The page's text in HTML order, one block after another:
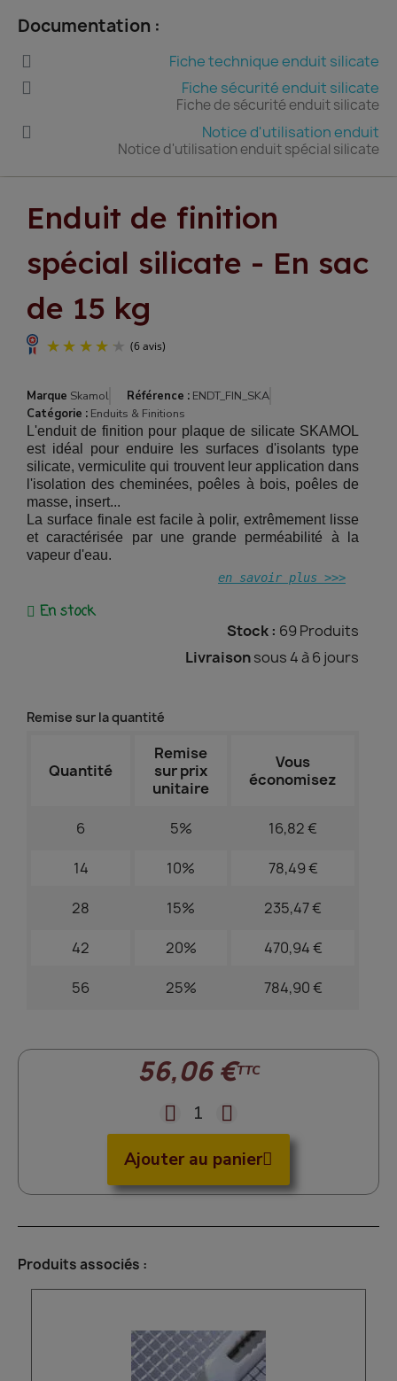
Documentation :
Fiche technique enduit silicate
Fiche sécurité enduit silicate
Fiche de sécurité enduit silicate
Notice d'utilisation enduit
Notice d'utilisation enduit spécial silicate
Enduit de finition
spécial silicate - En sac
de 15 kg
Marque Skamol Référence : ENDT_FIN_SKA
Catégorie : Enduits & Finitions
L'enduit de finition pour plaque de silicate SKAMOL
est idéal pour enduire les surfaces d'isolants type
silicate, vermiculite qui trouvent leur application dans
l'isolation des cheminées, poêles à bois, poêles de
masse, insert...
La surface finale est facile à polir, extrêmement lisse
et caractérisée par une grande perméabilité à la
vapeur d'eau.
en savoir plus >>>
En stock
Stock : 69 Produits
Livraisonsous 4 à 6 jours
Remise sur la quantité
Quantité
Remise
sur prix
unitaire
Vous
économisez
6 5% 16,82 €
14 10% 78,49 €
28 15% 235,47 €
42 20% 470,94 €
56 25% 784,90 €
56,06 €TTC
Ajouter au panier
Produits associés :